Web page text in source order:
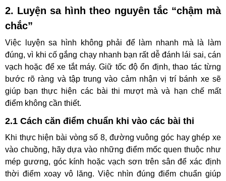
2. Luyện sa hình theo nguyên tắc “chậm mà
chắc”
Việc luyện sa hình không phải để làm nhanh mà là làm
đúng, vì khi cố gắng chạy nhanh bạn rất dễ đánh lái sai, cán
vạch hoặc để xe tắt máy. Giữ tốc độ ổn định, thao tác từng
bước rõ ràng và tập trung vào cảm nhận vị trí bánh xe sẽ
giúp bạn thực hiện các bài thi mượt mà và hạn chế mất
điểm không cần thiết.
2.1 Cách căn điểm chuẩn khi vào các bài thi
Khi thực hiện bài vòng số 8, đường vuông góc hay ghép xe
vào chuồng, hãy dựa vào những điểm mốc quen thuộc như
mép gương, góc kính hoặc vạch sơn trên sân để xác định
thời điểm xoay vô lăng. Việc nhìn đúng điểm chuẩn giúp